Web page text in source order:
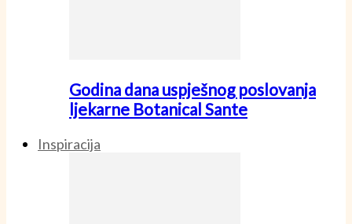
Godina dana uspješnog poslovanja
ljekarne Botanical Sante
Inspiracija